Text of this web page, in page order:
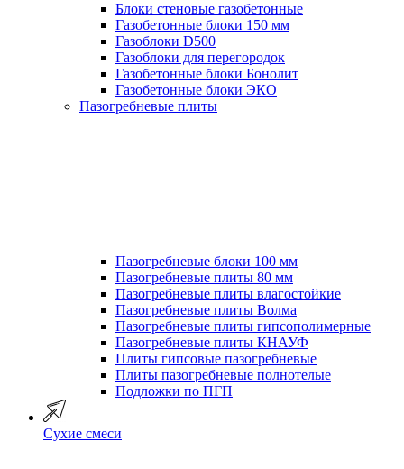
Блоки стеновые газобетонные
Газобетонные блоки 150 мм
Газоблоки D500
Газоблоки для перегородок
Газобетонные блоки Бонолит
Газобетонные блоки ЭКО
Пазогребневые плиты
Пазогребневые блоки 100 мм
Пазогребневые плиты 80 мм
Пазогребневые плиты влагостойкие
Пазогребневые плиты Волма
Пазогребневые плиты гипсополимерные
Пазогребневые плиты КНАУФ
Плиты гипсовые пазогребневые
Плиты пазогребневые полнотелые
Подложки по ПГП
Сухие смеси